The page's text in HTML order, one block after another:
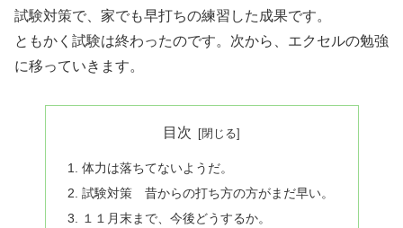
試験対策で、家でも早打ちの練習した成果です。
ともかく試験は終わったのです。次から、エクセルの勉強
に移っていきます。
目次
体力は落ちてないようだ。
試験対策 昔からの打ち方の方がまだ早い。
１１月末まで、今後どうするか。